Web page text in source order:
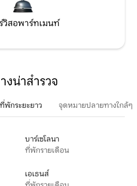
วิสอพาร์ทเมนท์
น่าสำรวจ
กระยะยาว จุดหมายปลายทางใกล้ๆ
บาร์เซโลนา
ที่พักรายเดือน
เอเธนส์